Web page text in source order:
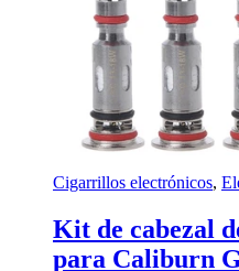
Cigarrillos electrónicos,
Kit de cabezal
para Caliburn